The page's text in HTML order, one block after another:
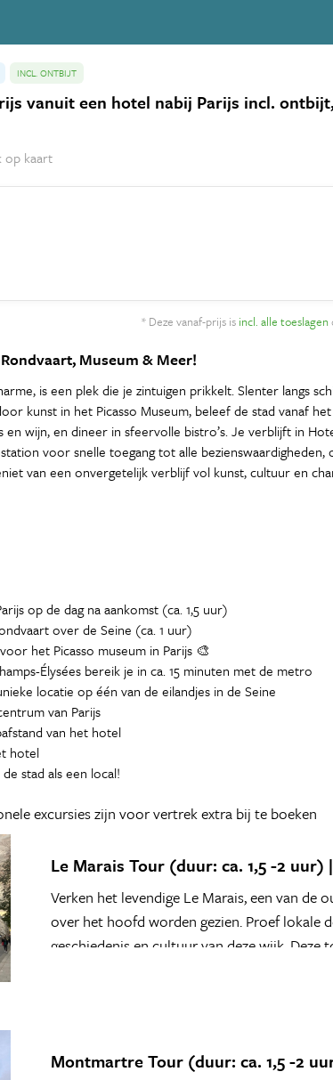
INCL. ONTBIJT
vanuit een hotel nabij Parijs incl.
op kaart
* Deze vanaf-prijs is incl. alle toeslagen
Museum & Meer!
is een plek die je zintuigen prikkelt. Slenter
kunst in het Picasso Museum, beleef de stad vanaf
en wijn, en dineer in sfeervolle bistro’s. Je verblijft in
voor snelle toegang tot alle
van een onvergetelijk verblijf vol kunst, cultuur en
op de dag na aankomst (ca. 1,5 uur)
over de Seine (ca. 1 uur)
het Picasso museum in Parijs 🎨
Élysées bereik je in ca. 15 minuten met de metro
locatie op één van de eilandjes in de Seine
van Parijs
van het hotel
hotel
stad als een local!
excursies zijn voor vertrek extra bij te boeken
Le Marais Tour (duur: ca. 1,5 -2 uur)
Verken het levendige Le Marais, een van de
over het hoofd worden gezien. Proef lokale
geschiedenis en cultuur van deze wijk.
Montmartre Tour (duur: ca. 1,5 -2